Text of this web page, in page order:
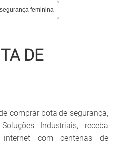
feminina
DE
comprar bota de segurança,
Industriais, receba
com centenas de